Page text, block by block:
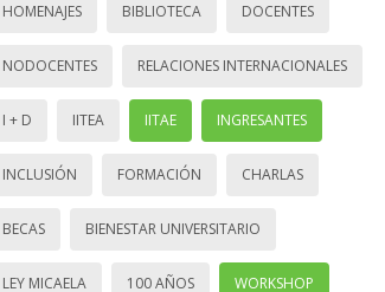
HOMENAJES BIBLIOTECA DOCENTES
NODOCENTES RELACIONES INTERNACIONALES
I + D IITEA IITAE INGRESANTES
INCLUSIÓN FORMACIÓN CHARLAS
BECAS BIENESTAR UNIVERSITARIO
LEY MICAELA 100 AÑOS WORKSHOP